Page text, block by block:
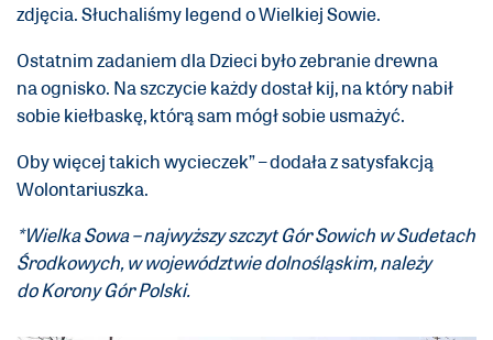
zdjęcia. Słuchaliśmy legend o Wielkiej Sowie.
Ostatnim zadaniem dla Dzieci było zebranie drewna
na ognisko. Na szczycie każdy dostał kij, na który nabił
sobie kiełbaskę, którą sam mógł sobie usmażyć.
Oby więcej takich wycieczek” – dodała z satysfakcją
Wolontariuszka.
*Wielka Sowa – najwyższy szczyt Gór Sowich w Sudetach
Środkowych, w województwie dolnośląskim, należy
do Korony Gór Polski.